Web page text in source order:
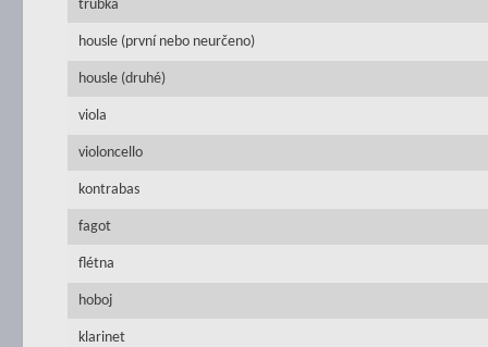
trubka
housle (první nebo neurčeno)
housle (druhé)
viola
violoncello
kontrabas
fagot
flétna
hoboj
klarinet